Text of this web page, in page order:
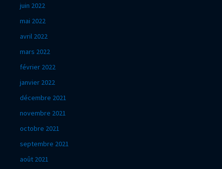
juin 2022
mai 2022
avril 2022
mars 2022
février 2022
janvier 2022
décembre 2021
novembre 2021
octobre 2021
septembre 2021
août 2021